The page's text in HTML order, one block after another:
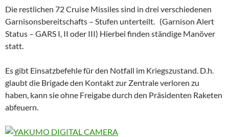
Die restlichen 72 Cruise Missiles sind in drei verschiedenen
Garnisonsbereitschafts – Stufen unterteilt. (Garnison Alert
Status – GARS I, II oder III) Hierbei finden ständige Manöver
statt.
Es gibt Einsatzbefehle für den Notfall im Kriegszustand. D.h.
glaubt die Brigade den Kontakt zur Zentrale verloren zu
haben, kann sie ohne Freigabe durch den Präsidenten Raketen
abfeuern.